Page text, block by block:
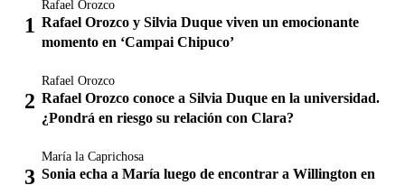
Rafael Orozco
Rafael Orozco y Silvia Duque viven un emocionante
momento en ‘Campai Chipuco’
Rafael Orozco
Rafael Orozco conoce a Silvia Duque en la universidad.
¿Pondrá en riesgo su relación con Clara?
María la Caprichosa
Sonia echa a María luego de encontrar a Willington en